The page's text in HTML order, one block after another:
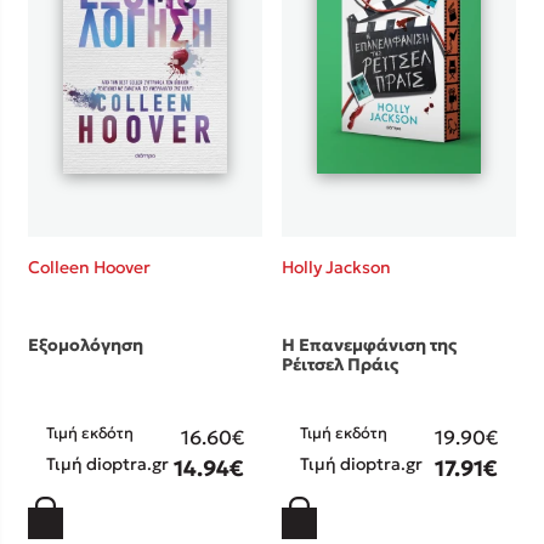
Προσεχείς εκδηλώσεις
Η Δανάη Δεληγεώργη στον Πύργο Κύμης
Ο Κώστας Κρομμύδας στο Παλαιοχώρι Καλαμπάκας
Ο Κώστας Κρομμύδας και η Μαρίνα Γιώτη στη Νικήτη
Ο Στέφανος Ξενάκης στη Χίο
Colleen Hoover
Εξομολόγηση
Τιμή εκδότη 16.60€
Τιμή dioptra.gr 14.94€
Holly Jackson
Η Επανεμφάνιση της
Ρέιτσελ Πράις
Τιμή εκδότη 19.90€
Τιμή dioptra.gr 17.91€